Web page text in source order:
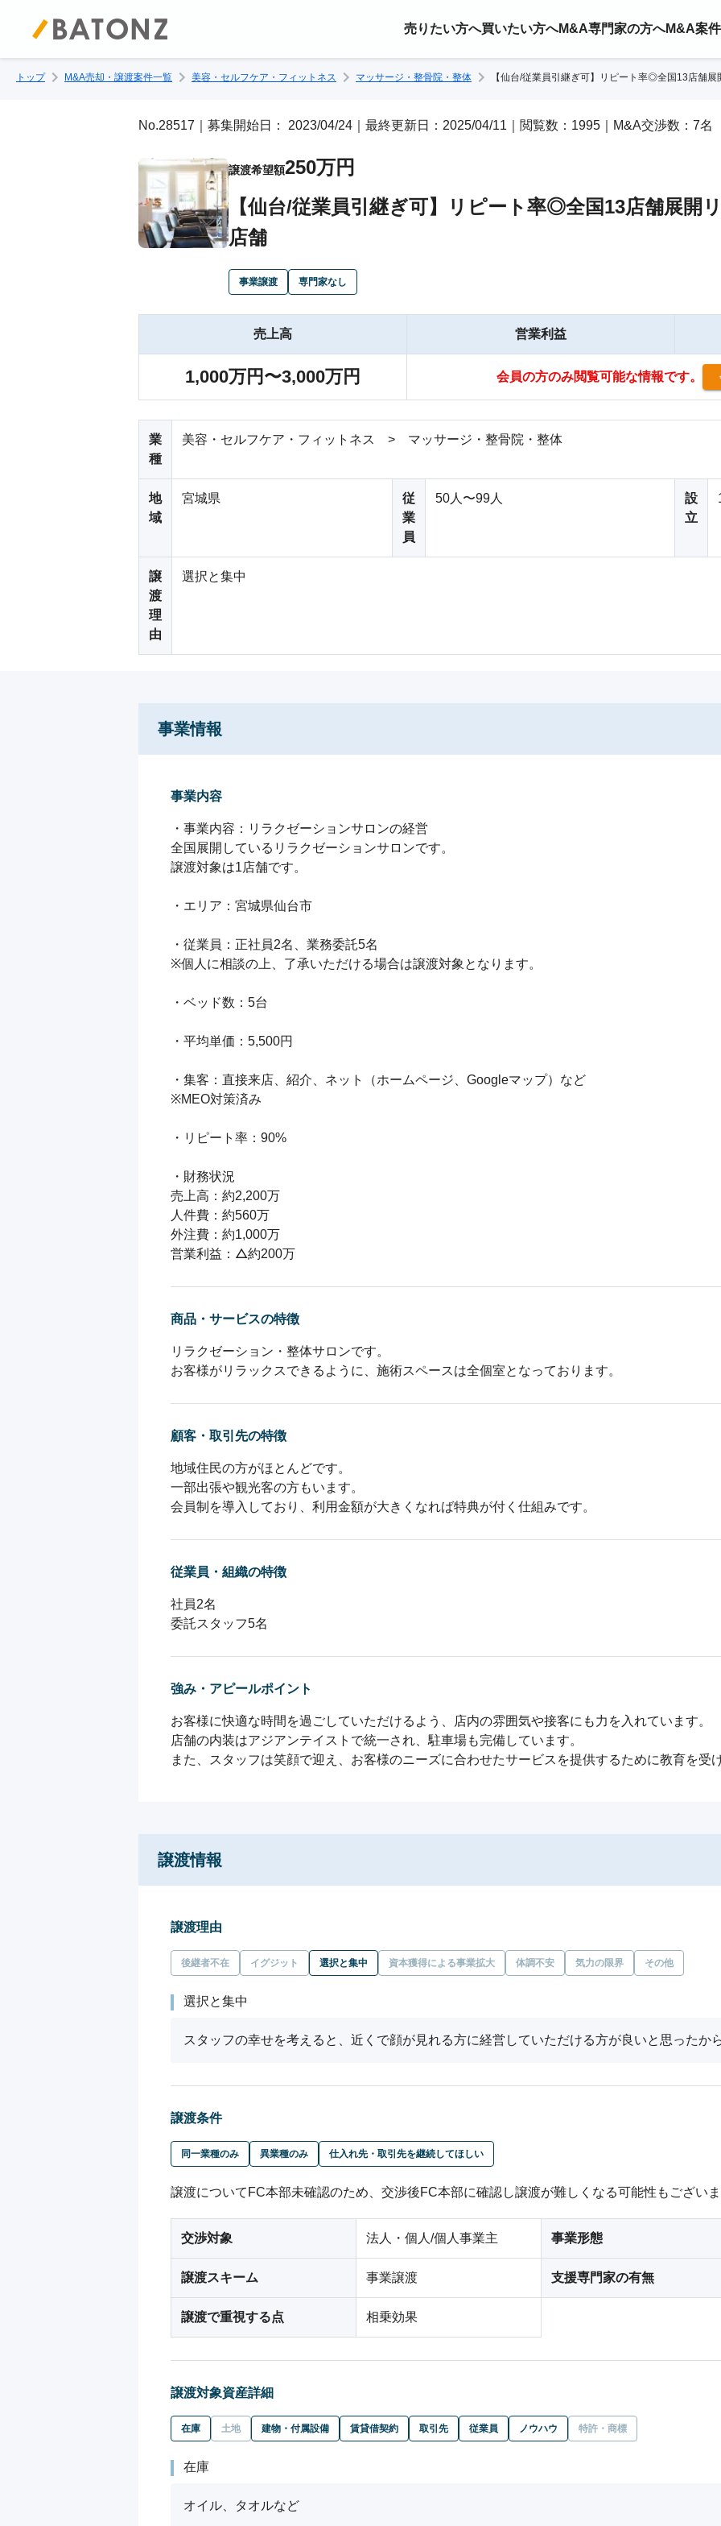
売りたい方へ買いたい方へM&A専門家の方へM&A案
トップ M&A売却・譲渡案件一覧 美容・セルフケア・フィットネス マッサージ・整骨院・整体 【仙台/従業員引継ぎ可】リピート率◎全国13店舗
No.28517｜募集開始日： 2023/04/24｜最終更新日：2025/04/11｜閲覧数：1995｜M&A交渉数：7名
譲渡希望額250万円
【仙台/従業員引継ぎ可】リピート率◎全国13店舗展開
店舗
事業譲渡 専門家なし
売上高
1,000万円〜3,000万円
営業利益
会員の方のみ閲覧可能な情報です。
業
種
美容・セルフケア・フィットネス > マッサージ・整骨院・整体
地
域
宮城県
従
業
員
50人〜99人
設
立
譲
渡
理
由
選択と集中
事業情報
事業内容
・事業内容：リラクゼーションサロンの経営
全国展開しているリラクゼーションサロンです。
譲渡対象は1店舗です。
・エリア：宮城県仙台市
・従業員：正社員2名、業務委託5名
※個人に相談の上、了承いただける場合は譲渡対象となります。
・ベッド数：5台
・平均単価：5,500円
・集客：直接来店、紹介、ネット（ホームページ、Googleマップ）など
※MEO対策済み
・リピート率：90%
・財務状況
売上高：約2,200万
人件費：約560万
外注費：約1,000万
営業利益：△約200万
商品・サービスの特徴
リラクゼーション・整体サロンです。
お客様がリラックスできるように、施術スペースは全個室となっております。
顧客・取引先の特徴
地域住民の方がほとんどです。
一部出張や観光客の方もいます。
会員制を導入しており、利用金額が大きくなれば特典が付く仕組みです。
従業員・組織の特徴
社員2名
委託スタッフ5名
強み・アピールポイント
お客様に快適な時間を過ごしていただけるよう、店内の雰囲気や接客にも力を入れています。
店舗の内装はアジアンテイストで統一され、駐車場も完備しています。
また、スタッフは笑顔で迎え、お客様のニーズに合わせたサービスを提供するために教育を受
譲渡情報
譲渡理由
後継者不在 イグジット 選択と集中 資本獲得による事業拡大 体調不安 気力の限界 その他
選択と集中
スタッフの幸せを考えると、近くで顔が見れる方に経営していただける方が良いと思ったか
譲渡条件
同一業種のみ 異業種のみ 仕入れ先・取引先を継続してほしい
譲渡についてFC本部未確認のため、交渉後FC本部に確認し譲渡が難しくなる可能性もござい
交渉対象 法人・個人/個人事業主 事業形態
譲渡スキーム 事業譲渡 支援専門家の有無
譲渡で重視する点 相乗効果
譲渡対象資産詳細
在庫 土地 建物・付属設備 賃貸借契約 取引先 従業員 ノウハウ 特許・商標
在庫
オイル、タオルなど